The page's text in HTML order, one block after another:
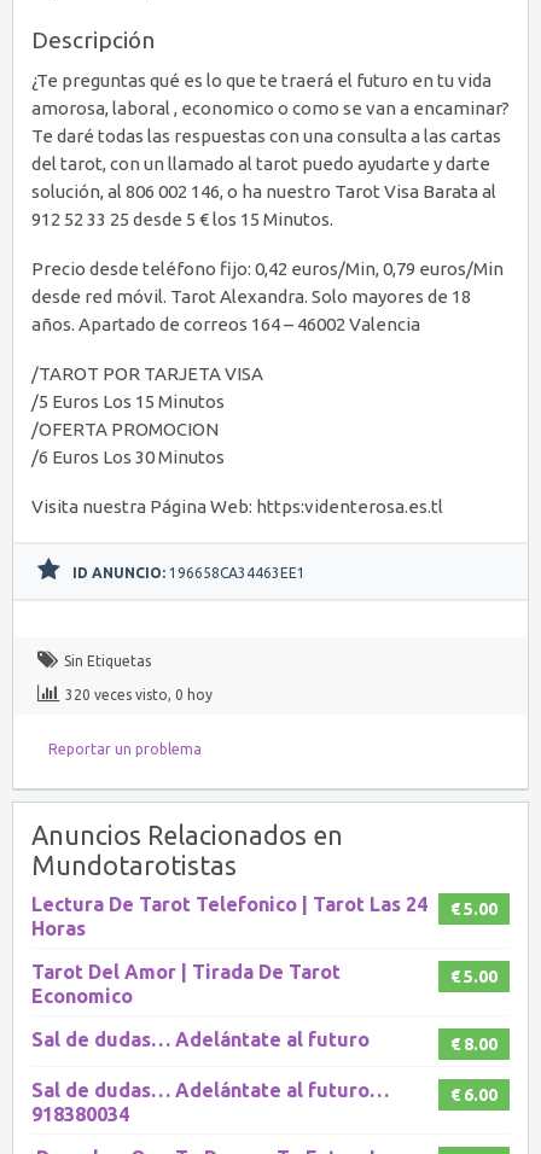
Descripción
¿Te preguntas qué es lo que te traerá el futuro en tu vida
amorosa, laboral , economico o como se van a encaminar?
Te daré todas las respuestas con una consulta a las cartas
del tarot, con un llamado al tarot puedo ayudarte y darte
solución, al 806 002 146, o ha nuestro Tarot Visa Barata al
912 52 33 25 desde 5 € los 15 Minutos.
Precio desde teléfono fijo: 0,42 euros/Min, 0,79 euros/Min
desde red móvil. Tarot Alexandra. Solo mayores de 18
años. Apartado de correos 164 – 46002 Valencia
/TAROT POR TARJETA VISA
/5 Euros Los 15 Minutos
/OFERTA PROMOCION
/6 Euros Los 30 Minutos
Visita nuestra Página Web: https:videnterosa.es.tl
ID ANUNCIO: 196658CA34463EE1
Sin Etiquetas
320 veces visto, 0 hoy
Reportar un problema
Anuncios Relacionados en
Mundotarotistas
€ 5.00
Lectura De Tarot Telefonico | Tarot Las 24
Horas
€ 5.00
Tarot Del Amor | Tirada De Tarot
Economico
€ 8.00
Sal de dudas… Adelántate al futuro
€ 6.00
Sal de dudas… Adelántate al futuro…
918380034